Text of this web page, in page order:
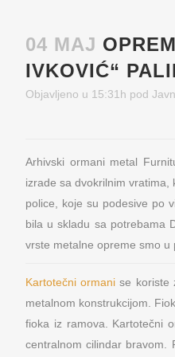
04 MAJ
IVKOVIĆ“
Objavljeno u 15:31h pod
Arhivski ormani metal
izrade sa dvokrilnim vratima,
police, koje su podesive po
bila u skladu sa potrebama
vrste metalne opreme smo u
Kartotečni ormani se koriste
metalnom konstrukcijom.
fioka iz ramova. Kartotečni
centralnom cilindar bravom.